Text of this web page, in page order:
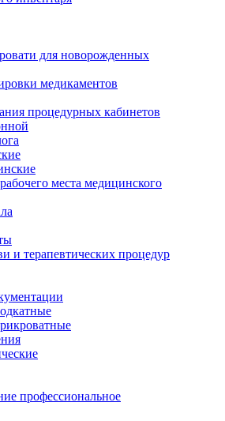
для новорожденных
медикаментов
процедурных кабинетов
места медицинского
и терапевтических процедур
профессиональное